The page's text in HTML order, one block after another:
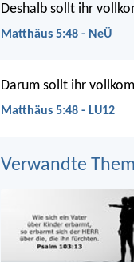
Deshalb sollt ihr
Matthäus 5:48 - NeÜ
Darum sollt ihr
Matthäus 5:48 - LU12
Verwandte